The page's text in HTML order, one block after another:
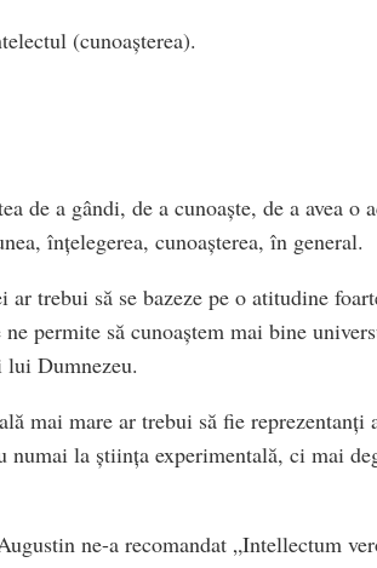
(cunoașterea).
de a gândi, de a cunoaște, de a avea o
înțelegerea, cunoașterea, în general.
trebui să se bazeze pe o atitudine
permite să cunoaștem mai bine
lui Dumnezeu.
mai mare ar trebui să fie reprezentanți
la știința experimentală, ci mai
ne-a recomandat „Intellectum